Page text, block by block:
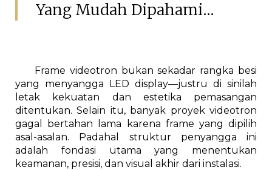
Yang Mudah Dipahami...
Frame videotron bukan sekadar rangka besi
yang menyangga LED display—justru di sinilah
letak kekuatan dan estetika pemasangan
ditentukan. Selain itu, banyak proyek videotron
gagal bertahan lama karena frame yang dipilih
asal-asalan. Padahal struktur penyangga ini
adalah fondasi utama yang menentukan
keamanan, presisi, dan visual akhir dari instalasi.